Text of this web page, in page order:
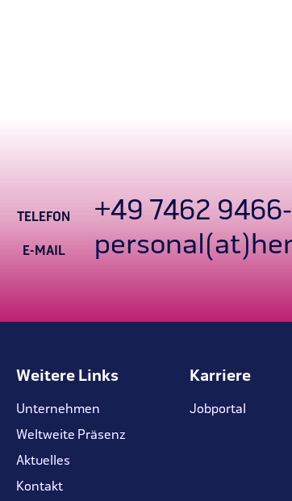
TELEFON +49 7462 9466-
E-MAIL
Weitere Links
Unternehmen
Weltweite Präsenz
Aktuelles
Kontakt
Karriere
Jobportal